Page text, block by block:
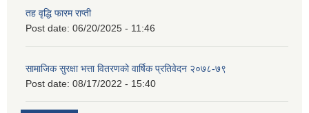
तह वृद्धि फारम राप्ती
Post date: 06/20/2025 - 11:46
सामाजिक सुरक्षा भत्ता वितरणको वार्षिक प्रतिवेदन २०७८-७९
Post date: 08/17/2022 - 15:40